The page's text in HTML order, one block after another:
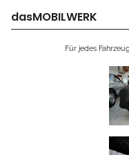
dasMOBILWERK
Für jedes